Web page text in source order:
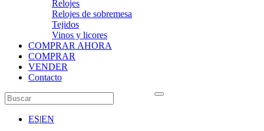
Relojes
Relojes de sobremesa
Tejidos
Vinos y licores
COMPRAR AHORA
COMPRAR
VENDER
Contacto
ES|EN